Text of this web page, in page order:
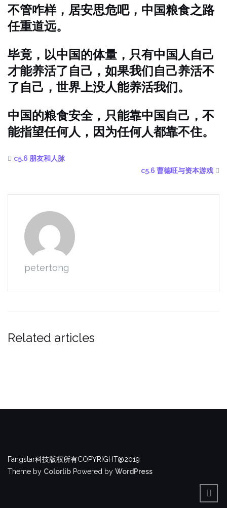
不管咋样，居安思危吧，中国粮食之路
任重道远。
毕竟，以中国的体量，只有中国人自己
才能养活了自己，如果我们自己养活不
了自己，世界上没人能养活我们。
中国的粮食安全，只能靠中国自己，不
能指望任何人，因为任何人都靠不住。
c5.6 朋友和人脉
c5.6 曹德旺与资本游戏
petertong
Related articles
Fangstar科技版权所有COPYRIGHT@2019
Theme by Colorlib Powered by WordPress